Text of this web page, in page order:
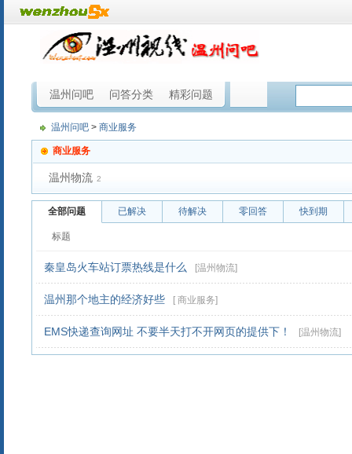
温州问吧 问答分类 精彩问题
温州问吧 > 商业服务
商业服务
温州物流 2
全部问题 已解决 待解决 零回答 快到期
标题
秦皇岛火车站订票热线是什么 [温州物流]
温州那个地主的经济好些 [ 商业服务]
EMS快递查询网址 不要半天打不开网页的提供下！ [温州物流]